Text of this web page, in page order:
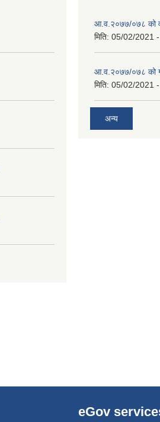
आ.व.२०७७/०७८ को
मिति: 05/02/2021
आ.व.२०७७/०७८ को
मिति: 05/02/2021
अन्य
eGov